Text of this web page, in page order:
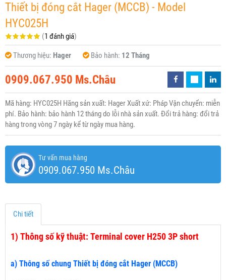
Thiết bị đóng cắt Hager (MCCB) - Model
HYC025H
(1 đánh giá)
Thương hiệu: Hager Bảo hành: 12 Tháng
0909.067.950 Ms.Châu
Mã hàng: HYC025H Hãng sản xuất: Hager Xuất xứ: Pháp Vận chuyển: miễn
phí. Bảo hành: bảo hành 12 tháng do lỗi nhà sản xuất. Đổi trả hàng: đổi trả
hàng trong vòng 7 ngày kể từ ngày mua hàng.
Tư vấn mua hàng
0909.067.950 Ms.Châu
Chi tiết
1) Thông số kỹ thuật: Terminal cover H250 3P short
a) Thông số chung Thiết bị đóng cắt Hager (MCCB)